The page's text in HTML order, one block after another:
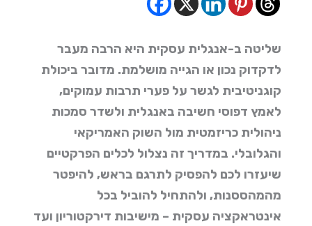
שליטה ב-אנגלית עסקית היא הרבה מעבר
לדקדוק נכון או הגייה מושלמת. מדובר ביכולת
קוגניטיבית לגשר על פערי תרבות עמוקים,
לאמץ דפוסי חשיבה באנגלית ולשדר סמכות
ניהולית כריזמטית מול השוק האמריקאי
והגלובלי. במדריך זה נצלול לכלים הפרקטיים
שיעזרו לכם להפסיק לתרגם בראש, להיפטר
מהמהססנות, ולהתחיל להוביל בכל
אינטראקציה עסקית – מישיבות דירקטוריון ועד